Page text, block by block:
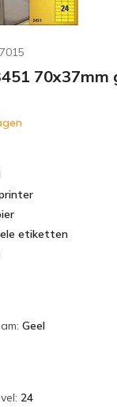
70x37mm
etiketten
: Geel
: 24